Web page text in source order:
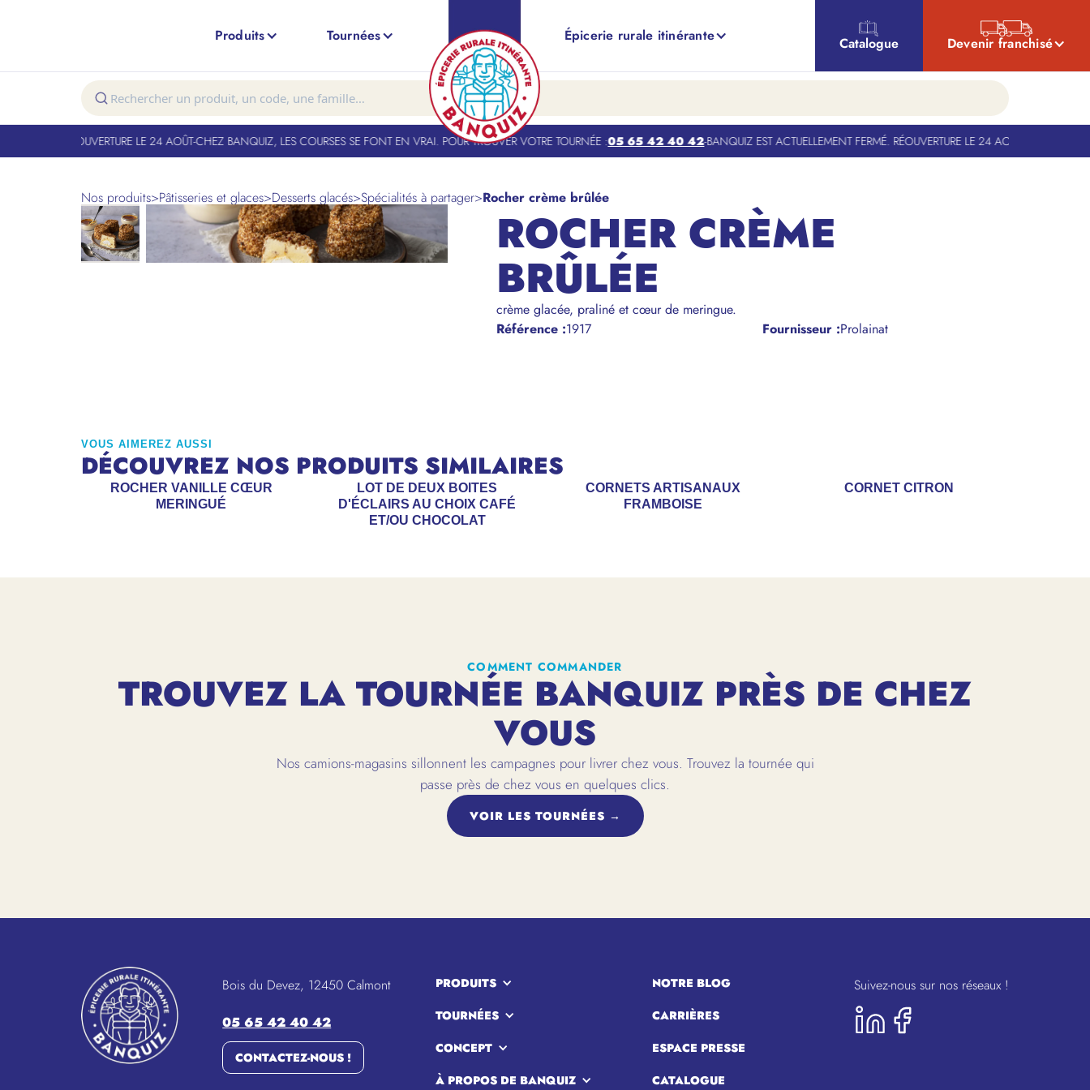
Produits Tournées Épicerie rurale itinérante Catalogue Devenir franchisé
FERMÉ. RÉOUVERTURE LE 24 AOÛT-CHEZ BANQUIZ, LES COURSES SE FONT EN VRAI. POUR TROUVER VOTRE TOURNÉE :05 65 42 40 42-BANQUIZ EST ACTUELLEMENT FERMÉ. RÉOUVERTURE LE 24 AOÛT
Nos produits>Pâtisseries et glaces>Desserts glacés>Spécialités à partager>Rocher crème brûlée
ROCHER CRÈME
BRÛLÉE
crème glacée, praliné et cœur de meringue.
Référence :1917 Fournisseur :Prolainat
VOUS AIMEREZ AUSSI
DÉCOUVREZ NOS PRODUITS SIMILAIRES
LOT DE DEUX BOITES
D'ÉCLAIRS AU CHOIX CAFÉ
ET/OU CHOCOLAT
CORNETS ARTISANAUX
FRAMBOISE
CORNET CITRON
ROCHER VANILLE CŒUR
MERINGUÉ
COMMENT COMMANDER
TROUVEZ LA TOURNÉE BANQUIZ PRÈS DE CHEZ
VOUS
Nos camions-magasins sillonnent les campagnes pour livrer chez vous. Trouvez la tournée qui
passe près de chez vous en quelques clics.
VOIR LES TOURNÉES →
Bois du Devez, 12450 Calmont
05 65 42 40 42
CONTACTEZ-NOUS !
PRODUITS
TOURNÉES
CONCEPT
À PROPOS DE BANQUIZ
NOTRE BLOG
CARRIÈRES
ESPACE PRESSE
CATALOGUE
Suivez-nous sur nos réseaux !